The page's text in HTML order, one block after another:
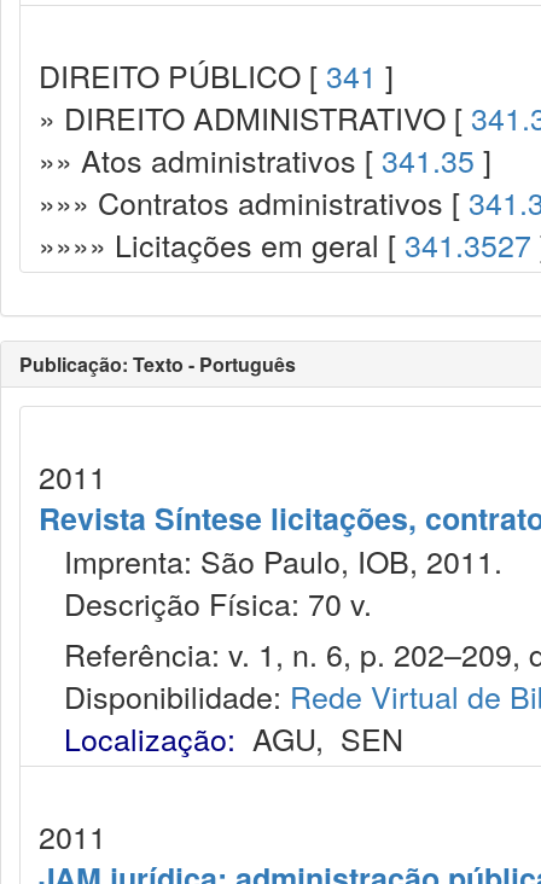
DIREITO PÚBLICO [ 341 ]
» DIREITO ADMINISTRATIVO [
»» Atos administrativos [ 341.35 ]
»»» Contratos administrativos [
»»»» Licitações em geral [ 341.3527
Publicação: Texto - Português
2011
Revista Síntese licitações,
Imprenta: São Paulo, IOB, 2011.
Descrição Física: 70 v.
Referência: v. 1, n. 6, p. 202–209,
Disponibilidade: Rede Virtual de
Localização: AGU, SEN
2011